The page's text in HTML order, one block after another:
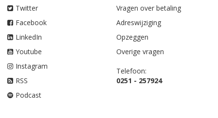
Twitter
Facebook
LinkedIn
Youtube
Instagram
RSS
Podcast
Vragen over betaling
Adreswijziging
Opzeggen
Overige vragen
Telefoon:
0251 - 257924